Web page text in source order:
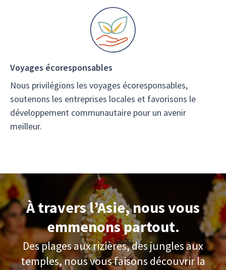
Voyages écoresponsables
Nous privilégions les voyages écoresponsables,
soutenons les entreprises locales et favorisons le
développement communautaire pour un avenir
meilleur.
À travers l’Asie, nous vous
emmenons partout.
Des plages aux rizières, des jungles aux
temples, nous vous faisons découvrir la